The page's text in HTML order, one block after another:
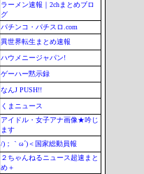
ラーメン速報｜2chまとめブロ
グ
パチンコ・パチスロ.com
異世界転生まとめ速報
ハウメニージャパン!
ゲーハー黙示録
なんJ PUSH!!
くまニュース
アイドル・女子アナ画像★吟じ
ます
/)；｀ω´)＜国家総動員報
２ちゃんねるニュース超速まと
め＋